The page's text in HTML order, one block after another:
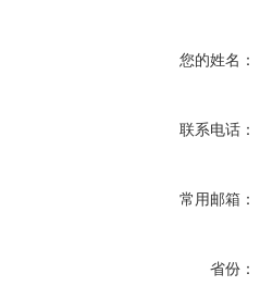
您的姓名：
联系电话：
常用邮箱：
省份：